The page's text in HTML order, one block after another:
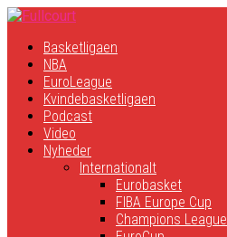
Basketligaen
NBA
EuroLeague
Kvindebasketligaen
Podcast
Video
Nyheder
Internationalt
Eurobasket
FIBA Europe Cup
Champions League